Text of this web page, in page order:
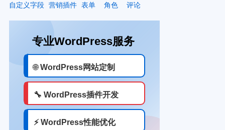
自定义字段 营销插件 表单 角色 评论